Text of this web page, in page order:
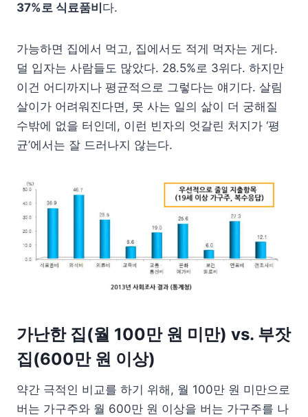
37%로 식료품비 다.
가능하면 집에서 먹고, 집에서도 적게 먹자는 게다.
덜 입자는 사람들도 많았다. 28.5%로 3위다. 하지만
이건 어디까지나 평균적으로 그렇다는 얘기다. 살림
살이가 어려워진다면, 못 사는 일의 삶이 더 궁해질
수밖에 없을 터인데, 이런 빈자의 엇갈린 처지가 ‘평
균’에서는 잘 드러나지 않는다.
가난한 집(월 100만 원 미만) vs. 부잣
집(600만 원 이상)
약간 극적인 비교를 하기 위해, 월 100만 원 미만으로
버는 가구주와 월 600만 원 이상을 버는 가구주를 나